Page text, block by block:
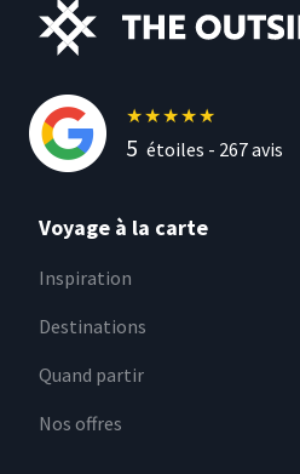
★★★★★
5 étoiles - 267avis
Voyage à la carte
Inspiration
Destinations
Quand partir
Nos offres